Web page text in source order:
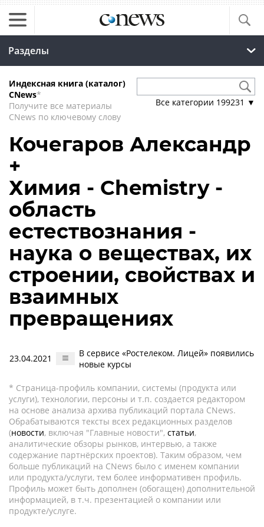
Разделы
Индексная книга (каталог)
CNews*
Получите все материалы
CNews по ключевому слову
Все категории 199231 ▼
Кочегаров Александр
+
Химия - Chemistry -
область
естествознания -
наука о веществах, их
строении, свойствах и
взаимных
превращениях
23.04.2021
В сервисе «Ростелеком. Лицей» появились
новые курсы
* Страница-профиль компании, системы (продукта или
услуги), технологии, персоны и т.п. создается редактором
на основе анализа архива публикаций портала CNews.
Обрабатываются тексты всех редакционных разделов
(новости, включая "Главные новости", статьи,
аналитические обзоры рынков, интервью, а также
содержание партнёрских проектов). Таким образом, чем
больше публикаций на CNews было с именем компании
или продукта/услуги, тем более информативен профиль.
Профиль может быть дополнен (обогащен) дополнительной
информацией, в т.ч. презентацией о компании или
продукте/услуге.